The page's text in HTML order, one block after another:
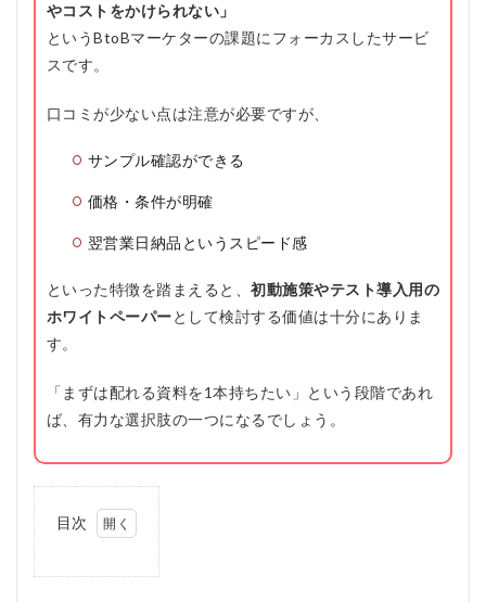
やコストをかけられない」
というBtoBマーケターの課題にフォーカスしたサービ
スです。
口コミが少ない点は注意が必要ですが、
サンプル確認ができる
価格・条件が明確
翌営業日納品というスピード感
といった特徴を踏まえると、初動施策やテスト導入用の
ホワイトペーパーとして検討する価値は十分にありま
す。
「まずは配れる資料を1本持ちたい」という段階であれ
ば、有力な選択肢の一つになるでしょう。
目次